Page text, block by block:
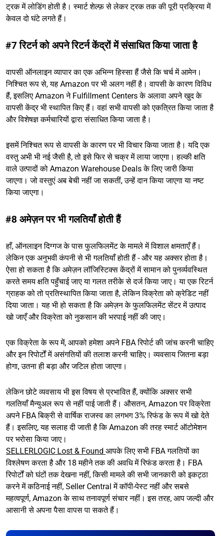
ट्रक में लोडिंग होती है। स्मार्ट शेल्फ़ से लेकर ट्रक तक की पूरी प्रक्रिया में
केवल दो घंटे लगते हैं।
#7 रिटर्न को अपने रिटर्न केंद्रों में संसाधित किया जाता है
वापसी ऑनलाइन व्यापार का एक अभिन्न हिस्सा हैं जैसे कि चर्च में आमेन।
निश्चित रूप से, यह Amazon पर भी अलग नहीं है। वापसी के कारण विविध
हैं, इसलिए Amazon ने Fulfillment Centers के अलावा अपने खुद के
वापसी केंद्र भी स्थापित किए हैं। वहां सभी वापसी को एकत्रित किया जाता है
और विशेषज्ञ कर्मचारियों द्वारा संसाधित किया जाता है।
इसमें निश्चित रूप से वापसी के कारण पर भी विचार किया जाता है। यदि एक
वस्तु अभी भी नई जैसी है, तो इसे फिर से चक्र में लाया जाएगा। हल्की क्षति
वाले उत्पादों को Amazon Warehouse Deals के लिए जारी किया
जाएगा। जो वस्तुएं अब बेची नहीं जा सकतीं, उन्हें दान किया जाएगा या नष्ट
किया जाएगा।
#8 अमेज़न पर भी गलतियाँ होती हैं
हाँ, ऑनलाइन दिग्गज के पास फुलफिलमेंट के मामले में विशाल क्षमताएँ हैं।
लेकिन एक अनुभवी कंपनी से भी गलतियाँ होती हैं - और यह अक्सर होता है।
ऐसा हो सकता है कि अमेज़न लॉजिस्टिक्स केंद्रों में सामान को पुनर्व्यवस्थित
करते समय क्षति पहुँचाई जाए या गलत तरीके से दर्ज किया जाए। या एक रिटर्न
ग्राहक को तो प्रतिस्थापित किया जाता है, लेकिन विक्रेता को क्रेडिट नहीं
दिया जाता। यह भी हो सकता है कि अमेज़न के फुलफिलमेंट सेंटर में उत्पाद
खो जाएँ और विक्रेता को नुकसान की भरपाई नहीं की जाए।
एक विक्रेता के रूप में, आपको हमेशा अपने FBA रिपोर्ट की जांच करनी चाहिए
और इन रिपोर्टों में असंगतियों की तलाश करनी चाहिए। व्यवसाय जितना बड़ा
होगा, उतना ही बड़ा और जटिल होता जाएगा।
लेकिन छोटे व्यवसाय भी इस विषय से प्रभावित हैं, क्योंकि अक्सर सभी
गलतियाँ मैन्युअल रूप से नहीं पाई जाती हैं। औसतन, Amazon पर विक्रेता
अपने FBA बिक्री से वार्षिक राजस्व का लगभग 3% रिफंड के रूप में खो देते
हैं। इसलिए, यह सलाह दी जाती है कि Amazon की तरह स्मार्ट ऑटोमेशन
पर भरोसा किया जाए।
SELLERLOGIC Lost & Found आपके लिए सभी FBA गलतियों का
विश्लेषण करता है और 18 महीने तक की अवधि में रिफंड करता है। FBA
रिपोर्टों को घंटों तक देखना नहीं, किसी मामले की सभी जानकारी को इकट्ठा
करने में कठिनाई नहीं, Seller Central में कॉपी-पेस्ट नहीं और सबसे
महत्वपूर्ण, Amazon के साथ तनावपूर्ण संचार नहीं। इस तरह, आप जल्दी और
आसानी से अपना पैसा वापस पा सकते हैं।